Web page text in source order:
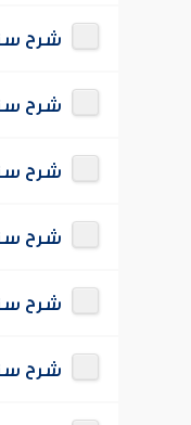
شرح سنن
شرح سنن
شرح سنن
شرح سنن
شرح سنن
شرح سنن